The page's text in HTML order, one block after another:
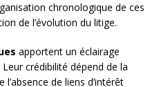
chronologique de ces
de l’évolution du litige.
apportent un éclairage
crédibilité dépend de la
de liens d’intérêt